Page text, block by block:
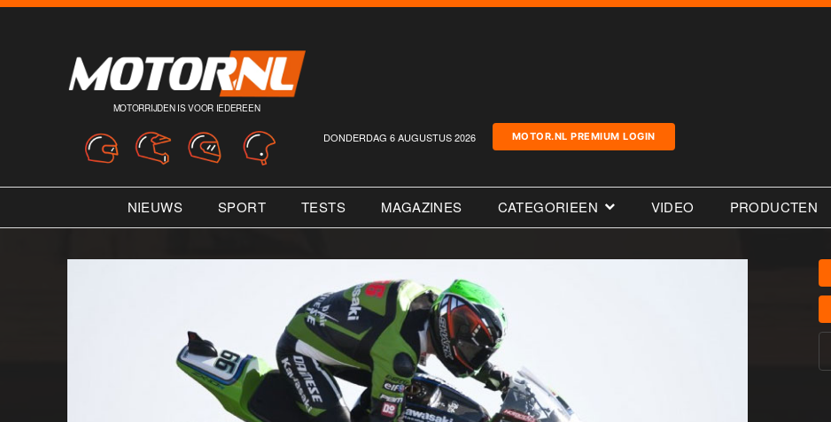
MOTORRIJDEN IS VOOR IEDEREEN
DONDERDAG 6 AUGUSTUS 2026 MOTOR.NL PREMIUM LOGIN
NIEUWS SPORT TESTS MAGAZINES CATEGORIEEN VIDEO PRODUCTEN